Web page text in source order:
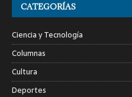
CATEGORÍAS
Ciencia y Tecnología
Columnas
Cultura
Deportes